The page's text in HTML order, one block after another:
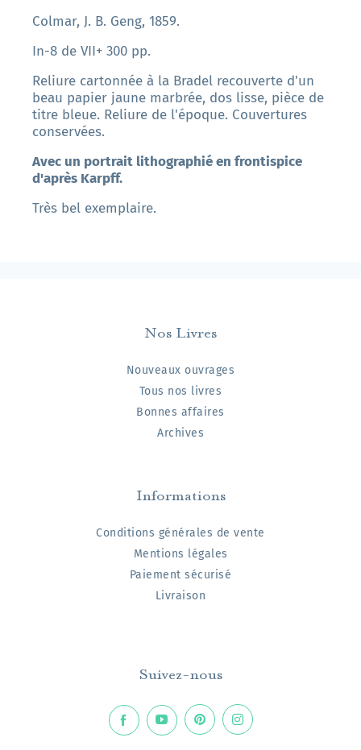
Colmar, J. B. Geng, 1859.
In-8 de VII+ 300 pp.
Reliure cartonnée à la Bradel recouverte d'un
beau papier jaune marbrée, dos lisse, pièce de
titre bleue. Reliure de l'époque. Couvertures
conservées.
Avec un portrait lithographié en frontispice
d'après Karpff.
Très bel exemplaire.
Nos Livres
Nouveaux ouvrages
Tous nos livres
Bonnes affaires
Archives
Informations
Conditions générales de vente
Mentions légales
Paiement sécurisé
Livraison
Suivez-nous